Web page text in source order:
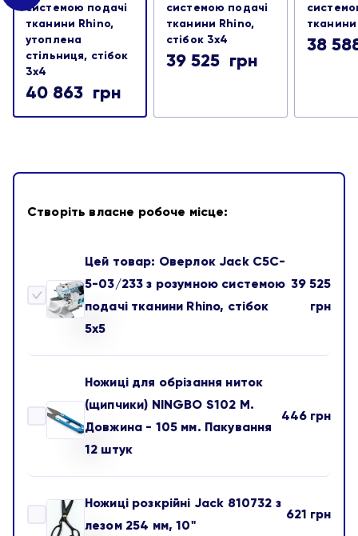
системою подачі
тканини Rhino,
утоплена
стільниця, стібок
3х4
40 863 грн
системою подачі
тканини Rhino,
стібок 3х4
39 525 грн
38
Створіть власне робоче місце:
Оверлок
розумною
тканини
Rhino,
Цей товар: Оверлок Jack C5C-
5-03/233 з розумною системою
подачі тканини Rhino, стібок
5х5
39 525
грн
Ножиці
(щипчики)
Ножиці для обрізання ниток
(щипчики) NINGBO S102 M.
Довжина - 105 мм. Пакування
12 штук
446 грн
Ножиці
Ножиці розкрійні Jack 810732 з
лезом 254 мм, 10"
621 грн